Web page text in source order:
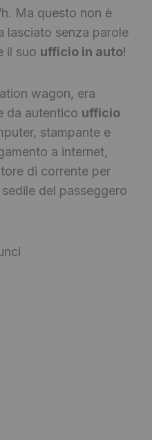
Ma questo non è
lasciato senza parole
il suo ufficio in auto!
wagon, era
da autentico ufficio
stampante e
a internet,
di corrente per
del passeggero